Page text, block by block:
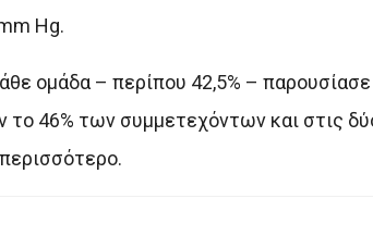
Hg.
ομάδα – περίπου 42,5% –
46% των συμμετεχόντων και στις